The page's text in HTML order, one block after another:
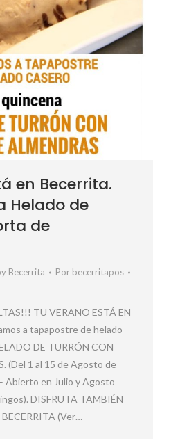
en Becerrita.
Helado de
de
Becerrita Por becerritapos
TU VERANO ESTÁ EN
a tapapostre de helado
DE TURRÓN CON
(Del 1 al 15 de Agosto de
Abierto en Julio y Agosto
DISFRUTA TAMBIÉN
BECERRITA (Ver…